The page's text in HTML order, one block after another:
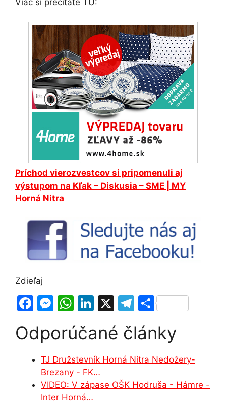
Viac si prečítate TU:
Príchod vierozvestcov si pripomenuli aj
výstupom na Kľak – Diskusia – SME | MY
Horná Nitra
Zdieľaj
F
c
e
b
o
o
M
s
s
e
n
g
W
at
s
A
p
p
Li
k
e
dI
n
X
T
e
gr
a
m
S
ar
e
Odporúčané články
TJ Družstevník Horná Nitra Nedožery-
Brezany - FK…
VIDEO: V zápase OŠK Hodruša - Hámre -
Inter Horná…